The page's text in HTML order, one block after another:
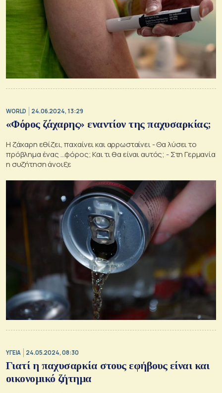
WORLD 24.06.2024, 13:29
«Φόρος ζάχαρης» εναντίον της παχυσαρκίας;
Η ζάχαρη εθίζει, παχαίνει και αρρωσταίνει - Θα λύσει το
πρόβλημα ένας ...φόρος; Και τι θα είναι αυτός; - Στη Γερμανία
η συζήτηση άνοιξε
ΥΓΕΙΑ 24.05.2024, 08:30
Γιατί η παχυσαρκία στους εφήβους είναι και
οικονομικό ζήτημα